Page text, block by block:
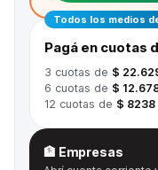
Todos los medios
Pagá en cuotas
3 cuotas de $
6 cuotas de $
12 cuotas de $ 8238
🏦 Empresas